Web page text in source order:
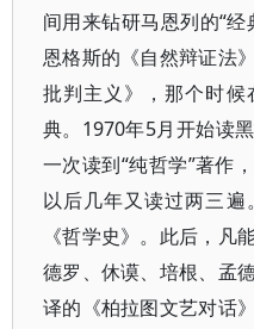
间用来钻研马恩列的“经
恩格斯的《自然辩证法
批判主义》，那个时
典。1970年5月开始读
一次读到“纯哲学”著作
以后几年又读过两三
《哲学史》。此后，凡
德罗、休谟、培根、孟
译的《柏拉图文艺对话